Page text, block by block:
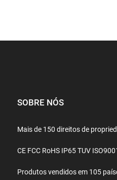
SOBRE NÓS
Mais de 150 direitos de
CE FCC RoHS IP65 TUV
Produtos vendidos em 105